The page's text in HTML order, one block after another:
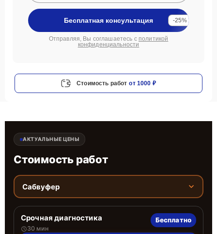
Бесплатная консультация -25%
Отправляя, Вы соглашаетесь с политикой
конфиденциальности
Стоимость работ от 1000 ₽
АКТУАЛЬНЫЕ ЦЕНЫ
Стоимость работ
Сабвуфер
Срочная диагностика
30 мин
Бесплатно